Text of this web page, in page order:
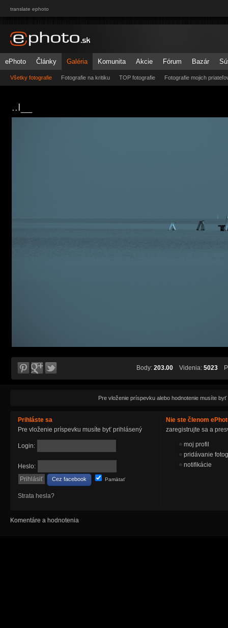
translate ephoto
ePhoto Články Galéria
Všetky fotografie Fotografie na kritiku TOP fotografie Fotografie mojich
Komunita Akcie Fórum Bazár
..I__
Body: 203.00 Videnia: 5023
Pre vloženie príspevku alebo hodnotenie musíte byť
Prihláste sa
Pre vloženie príspevku musíte byť prihlásený
Login:
Heslo:
Cez facebook Pamätať
Strata hesla?
Nie ste členom
zaregistrujte sa a
moj profil
pridávanie
notifikácie
Komentáre a hodnotenia